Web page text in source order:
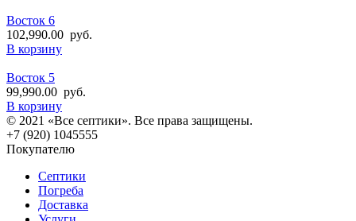
Восток 6
102,990.00 руб.
В корзину
Восток 5
99,990.00 руб.
В корзину
© 2021 «Все септики». Все права защищены.
+7 (920) 1045555
Покупателю
Септики
Погреба
Доставка